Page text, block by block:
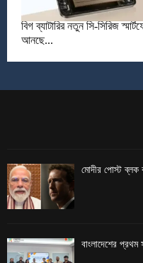
বিগ ব্যাটারির নতুন সি-সিরিজ
আনছে...
মোদীর পোস্ট ব্লক
বাংলাদেশের প্রথম